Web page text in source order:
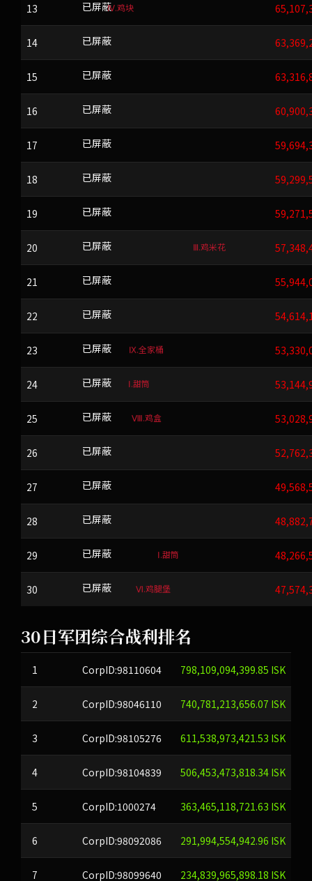
13 LO
已屏蔽Ⅳ.鸡块
14 ZLCYNN
已屏蔽
15 FXGYQ
已屏蔽
16 TKADB
已屏蔽
17 PCTLE
已屏蔽
18 njV9yo?+P/
已屏蔽
19 FJYEX
已屏蔽
20 WWWWWWWWWWDQN
已屏蔽 Ⅲ.鸡米花
21 RR
已屏蔽
22 LBGG
已屏蔽
23 YJEE
已屏蔽 Ⅸ.全家桶
24 HESH
已屏蔽 Ⅰ.甜筒
25 JZYJCQ
已屏蔽 Ⅷ.鸡盒
26 VQEVP
已屏蔽
27 q^<xQyJTJkawlA&xMXinvQPlp
已屏蔽
28 HJWKYVWAF
已屏蔽
29 D39Wvgb7Br
已屏蔽 Ⅰ.甜筒
30 LSOTGG
已屏蔽 Ⅵ.鸡腿堡
30日军团综合战利排名
1 CorpID:98110604 798,109,094,399.85 ISK
2 CorpID:98046110 740,781,213,656.07 ISK
3 CorpID:98105276 611,538,973,421.53 ISK
4 CorpID:98104839 506,453,473,818.34 ISK
5 CorpID:1000274 363,465,118,721.63 ISK
6 CorpID:98092086 291,994,554,942.96 ISK
7 CorpID:98099640 234,839,965,898.18 ISK